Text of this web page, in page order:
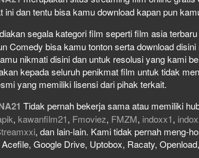
ini dan tentu bisa kamu download kapan pun
segala kategori film seperti film asia
Comedy bisa kamu tonton serta download
nikmati disini dan untuk resolusi yang kami
kepada seluruh penikmat film untuk tidak
yang memiliki lisensi dari pihak terkait.
Tidak pernah bekerja sama atau memiliki
, kawanfilm21, Fmoviez, FMZM, indoxx1,
, dan lain-lain. Kami tidak pernah meng-
Google Drive, Uptobox, Racaty,